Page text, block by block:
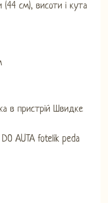
см), висоти і кута
в пристрій Швидке